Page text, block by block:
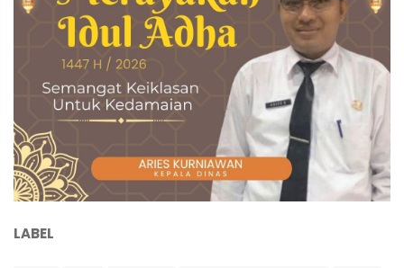
LABEL